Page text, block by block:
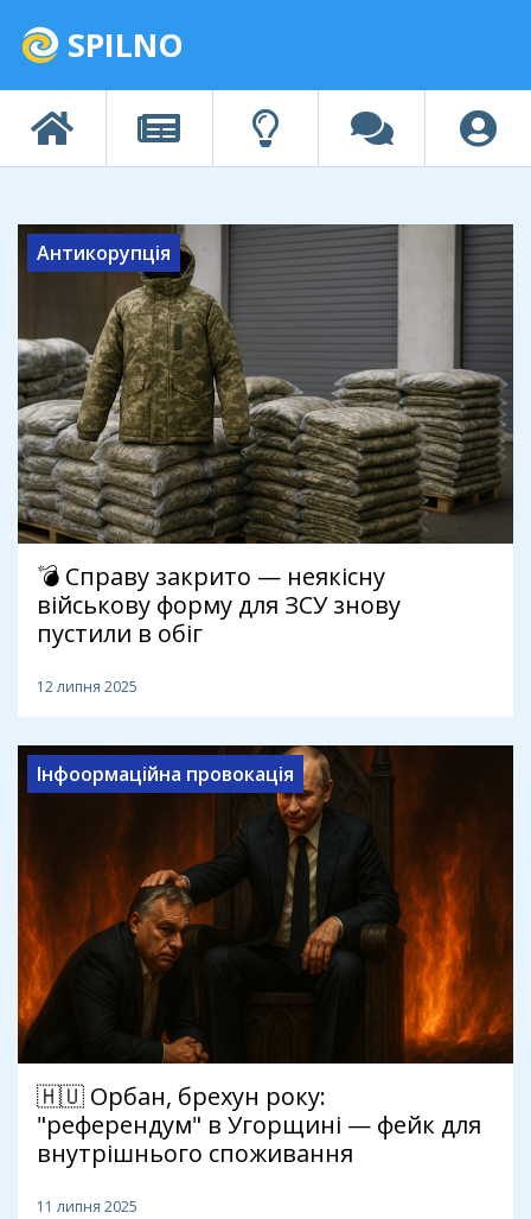
SPILNO
Антикорупція
💣 Справу закрито — неякісну
військову форму для ЗСУ знову
пустили в обіг
12 липня 2025
Інфоормаційна провокація
🇭🇺 Орбан, брехун року:
"референдум" в Угорщині — фейк для
внутрішнього споживання
11 липня 2025